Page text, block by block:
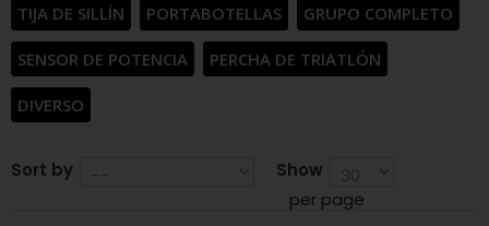
TIJA DE SILLÍN PORTABOTELLAS GRUPO COMPLETO
SENSOR DE POTENCIA PERCHA DE TRIATLÓN
DIVERSO
Sort by
Show
per page